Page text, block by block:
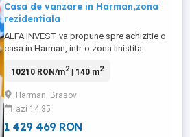
Casa de vanzare in Harman,zona
rezidentiala
ALFA INVEST va propune spre achizitie o
casa in Harman, intr-o zona linistita
constructie noua, cu materiale de calitate
pereti de caramida. Detine toate
utilitatile,incalzire in pardoseala, geamuri
Salamander cu 3 straturi ...
10210 RON/m2| 140 m2
Harman, Brasov
azi 14:35
1 429 469 RON